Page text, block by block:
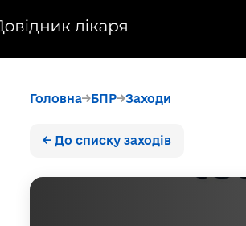
Головна БПР Заходи
← До списку заходів